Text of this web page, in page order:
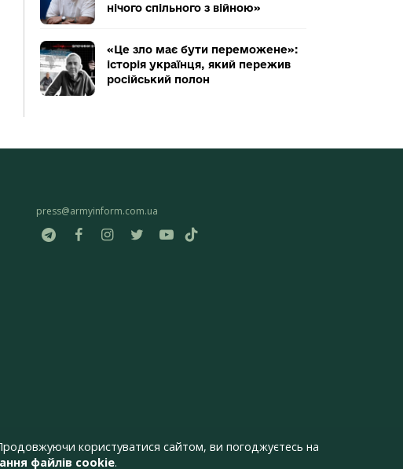
нічого спільного з війною»
«Це зло має бути переможене»:
історія українця, який пережив
російський полон
press@armyinform.com.ua
користуватися сайтом, ви погоджуєтесь на
файлів cookie.